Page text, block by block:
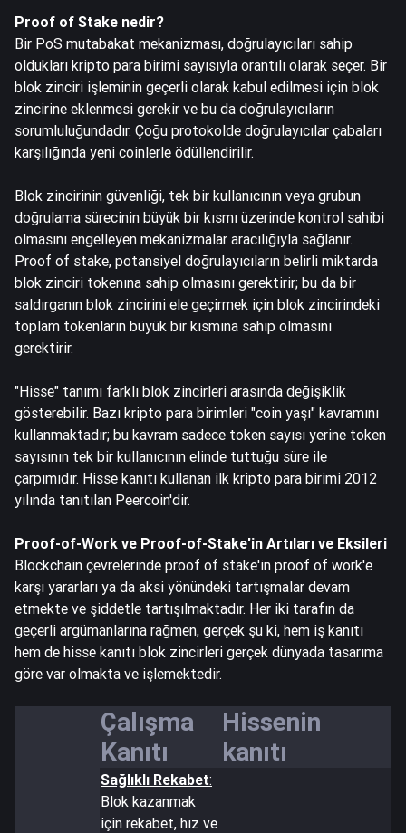
Proof of Stake nedir?
Bir PoS mutabakat mekanizması, doğrulayıcıları sahip
oldukları kripto para birimi sayısıyla orantılı olarak seçer. Bir
blok zinciri işleminin geçerli olarak kabul edilmesi için blok
zincirine eklenmesi gerekir ve bu da doğrulayıcıların
sorumluluğundadır. Çoğu protokolde doğrulayıcılar çabaları
karşılığında yeni coinlerle ödüllendirilir.
Blok zincirinin güvenliği, tek bir kullanıcının veya grubun
doğrulama sürecinin büyük bir kısmı üzerinde kontrol sahibi
olmasını engelleyen mekanizmalar aracılığıyla sağlanır.
Proof of stake, potansiyel doğrulayıcıların belirli miktarda
blok zinciri tokenına sahip olmasını gerektirir; bu da bir
saldırganın blok zincirini ele geçirmek için blok zincirindeki
toplam tokenların büyük bir kısmına sahip olmasını
gerektirir.
"Hisse" tanımı farklı blok zincirleri arasında değişiklik
gösterebilir. Bazı kripto para birimleri "coin yaşı" kavramını
kullanmaktadır; bu kavram sadece token sayısı yerine token
sayısının tek bir kullanıcının elinde tuttuğu süre ile
çarpımıdır. Hisse kanıtı kullanan ilk kripto para birimi 2012
yılında tanıtılan Peercoin'dir.
Proof-of-Work ve Proof-of-Stake'in Artıları ve Eksileri
Blockchain çevrelerinde proof of stake'in proof of work'e
karşı yararları ya da aksi yönündeki tartışmalar devam
etmekte ve şiddetle tartışılmaktadır. Her iki tarafın da
geçerli argümanlarına rağmen, gerçek şu ki, hem iş kanıtı
hem de hisse kanıtı blok zincirleri gerçek dünyada tasarıma
göre var olmakta ve işlemektedir.
Çalışma
Kanıtı
Hissenin
kanıtı
Sağlıklı Rekabet:
Blok kazanmak
için rekabet, hız ve